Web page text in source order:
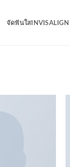
จัดฟันใสINVISALIGN